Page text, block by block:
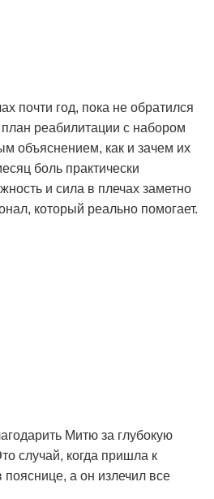
почти год, пока не обратился
реабилитации с набором
объяснением, как и зачем их
боль практически
и сила в плечах заметно
который реально помогает.
Митю за глубокую
случай, когда пришла к
а он излечил все